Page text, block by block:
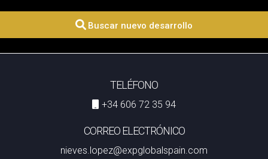
Buscar nuevo desarrollo
TELÉFONO
+34 606 72 35 94
CORREO ELECTRÓNICO
nieves.lopez@expglobalspain.com